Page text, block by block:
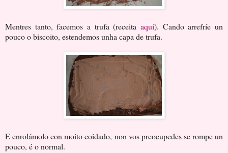
Mentres tanto, facemos a trufa (receita aquí). Cando arrefríe un
pouco o biscoito, estendemos unha capa de trufa.
E enrolámolo con moito coidado, non vos preocupedes se rompe un
pouco, é o normal.